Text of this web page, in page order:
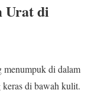
Urat di
menumpuk di dalam
di bawah kulit.